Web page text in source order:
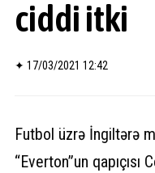
ciddi itki
✦ 17/03/2021 12:42
Futbol üzrə İngiltərə
“Everton”un